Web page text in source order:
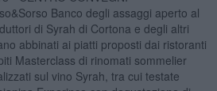
Banco degli assaggi aperto al
di Syrah di Cortona e degli altri
abbinati ai piatti proposti dai ristoranti
Masterclass di rinomati sommelier
sul vino Syrah, tra cui testate